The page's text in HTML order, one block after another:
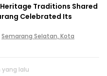
Traditions Shared
Celebrated Its
Semarang Selatan, Kota
yang lalu